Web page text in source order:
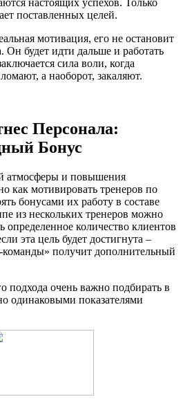
поставленных целей.
мотивация, его не остановит
Он будет идти дальше и работать
сила воли, когда
а наоборот, закаляют.
Персонала:
Бонус
атмосферы и повышения
как мотивировать тренеров по
бонусами их работу в составе
из нескольких тренеров можно
определенное количество клиентов
эта цель будет достигнута –
получит дополнительный
подхода очень важно подбирать в
одинаковыми показателями